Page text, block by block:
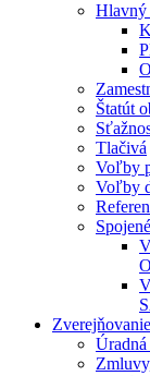
Hlavný
Štatút
Tlačivá
Voľby
Voľby
Zverejňovanie